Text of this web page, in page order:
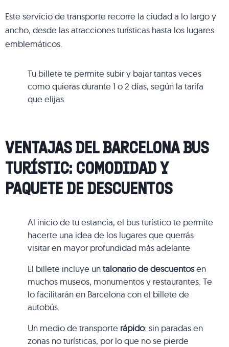
Este servicio de transporte recorre la ciudad a lo largo y
ancho, desde las atracciones turísticas hasta los lugares
emblemáticos.
Tu billete te permite subir y bajar tantas veces
como quieras durante 1 o 2 días, según la tarifa
que elijas.
VENTAJAS DEL BARCELONA BUS
TURÍSTIC: COMODIDAD Y
PAQUETE DE DESCUENTOS
Al inicio de tu estancia, el bus turístico te permite
hacerte una idea de los lugares que querrás
visitar en mayor profundidad más adelante
El billete incluye untalonario de descuentosen
muchos museos, monumentos y restaurantes. Te
lo facilitarán en Barcelona con el billete de
autobús.
Un medio de transporte rápido: sin paradas en
zonas no turísticas, por lo que no se pierde